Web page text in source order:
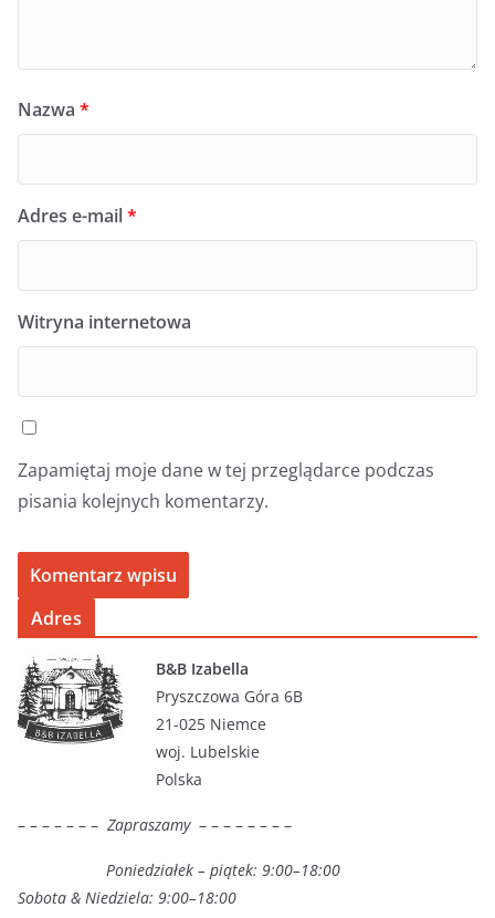
Nazwa *
Adres e-mail*
Witryna internetowa
Zapamiętaj moje dane w tej przeglądarce podczas
pisania kolejnych komentarzy.
Adres
B&B Izabella
Pryszczowa Góra 6B
21-025 Niemce
woj. Lubelskie
Polska
– – – – – – – Zapraszamy – – – – – – – –
Poniedziałek – piątek: 9:00–18:00
Sobota & Niedziela: 9:00–18:00